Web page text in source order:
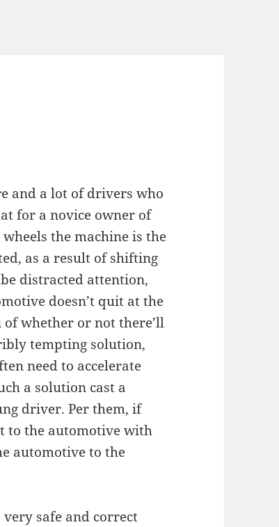
and a lot of drivers who
for a novice owner of
the machine is the
as a result of shifting
distracted attention,
doesn’t quit at the
whether or not there’ll
tempting solution,
need to accelerate
a solution cast a
driver. Per them, if
to the automotive with
automotive to the
safe and correct